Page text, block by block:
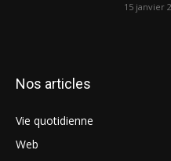
15 janvier
Nos articles
Vie quotidienne
Web